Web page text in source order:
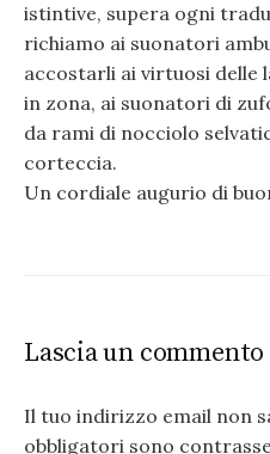
istintive, supera ogni
richiamo ai suonatori
accostarli ai virtuosi delle
in zona, ai suonatori di
da rami di nocciolo
corteccia.
Un cordiale augurio di
Lascia un commento
Il tuo indirizzo email non
obbligatori sono